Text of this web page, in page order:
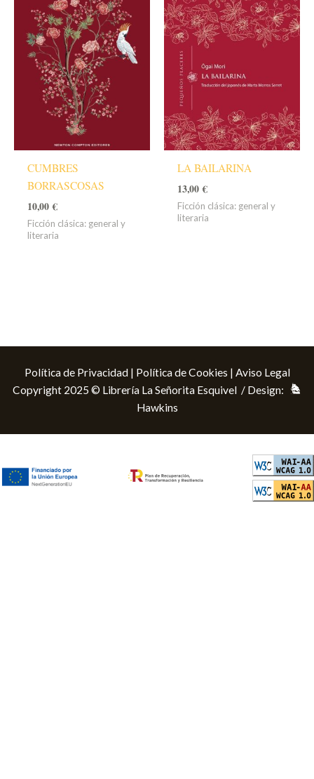
CUMBRES
BORRASCOSAS
10,00€
Ficción clásica: general y
literaria
LA BAILARINA
13,00€
Ficción clásica: general y
literaria
Política de Privacidad| Política de Cookies | Aviso Legal
Copyright 2025 © Librería La Señorita Esquivel / Design:
Hawkins